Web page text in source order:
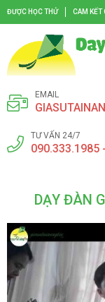
ĐƯỢC HỌC THỬ CAM KẾT
EMAIL
TƯ VẤN 24/7
090.333.1985
DẠY ĐÀN